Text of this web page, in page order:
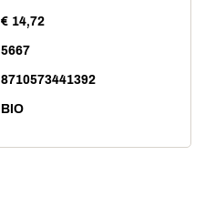
€ 14,72
5667
8710573441392
BIO